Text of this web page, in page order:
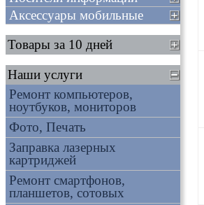
Аксессуары мобильные
Товары за 10 дней
Наши услуги
Ремонт компьютеров,
ноутбуков, мониторов
Фото, Печать
Заправка лазерных
картриджей
Ремонт смартфонов,
планшетов, сотовых